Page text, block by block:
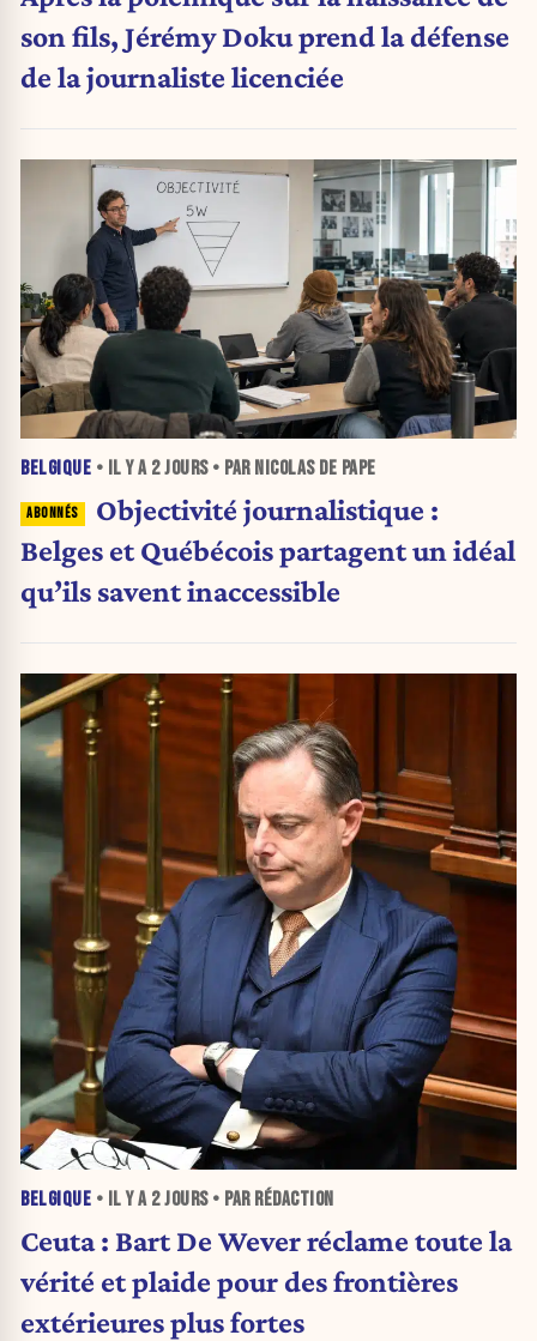
son fils, Jérémy Doku prend la défense
de la journaliste licenciée
BELGIQUE • IL Y A 2 JOURS• PAR NICOLAS DE PAPE
Objectivité journalistique :
Belges et Québécois partagent un idéal
qu’ils savent inaccessible
BELGIQUE • IL Y A 2 JOURS• PAR RÉDACTION
Ceuta : Bart De Wever réclame toute la
vérité et plaide pour des frontières
extérieures plus fortes